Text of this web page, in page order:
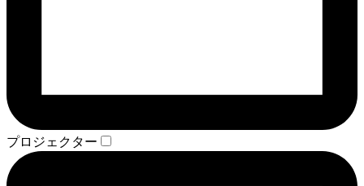
プロジェクター